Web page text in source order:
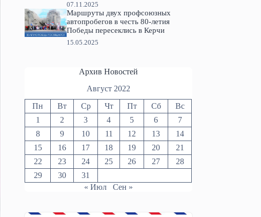
07.11.2025
Маршруты двух профсоюзных
автопробегов в честь 80-летия
Победы пересеклись в Керчи
15.05.2025
Архив Новостей
Август 2022
Пн Вт Ср Чт Пт Сб
Вс
1
2 3 4 5 6
7
8
9 10 11 12 13
14
15
16 17 18 19 20
21
22
23 24 25 26 27
28
29
30
31
« Июл
Сен »